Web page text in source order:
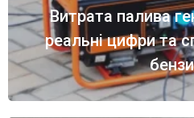
Витрата палива
реальні цифри та